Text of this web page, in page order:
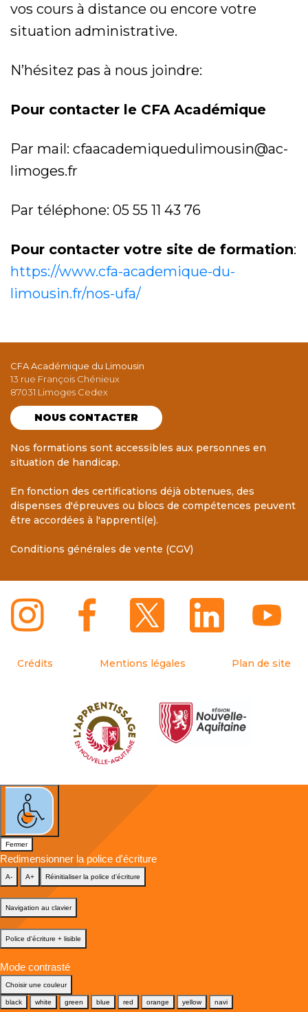
vos cours à distance ou encore votre
situation administrative.
N’hésitez pas à nous joindre:
Pour contacter le CFA Académique
Par mail: cfaacademiquedulimousin@ac-
limoges.fr
Par téléphone: 05 55 11 43 76
Pour contacter votre site de formation:
https://www.cfa-academique-du-
limousin.fr/nos-ufa/
CFA Académique du Limousin
13 rue François Chénieux
87031 Limoges Cedex
NOUS CONTACTER
Nos formations sont accessibles aux personnes en
situation de handicap.
En fonction des certifications déjà obtenues, des
dispenses d'épreuves ou blocs de compétences peuvent
être accordées à l'apprenti(e).
Conditions générales de vente (CGV)
Crédits Mentions légales Plan de site
Fermer
Redimensionner la police d'écriture
A- A+ Réinitialiser la police d'écriture
Navigation au clavier
Police d'écriture + lisible
Mode contrasté
Choisir une couleur
black white green blue red orange yellow navi